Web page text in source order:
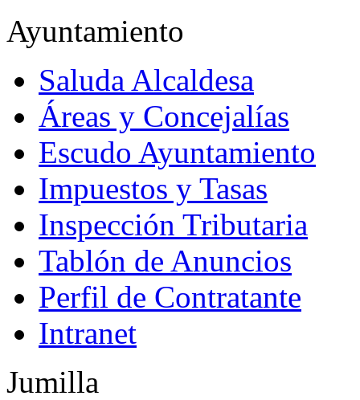
Ayuntamiento
Saluda Alcaldesa
Áreas y Concejalías
Escudo Ayuntamiento
Impuestos y Tasas
Inspección Tributaria
Tablón de Anuncios
Perfil de Contratante
Intranet
Jumilla